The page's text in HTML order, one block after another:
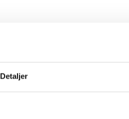
Detaljer